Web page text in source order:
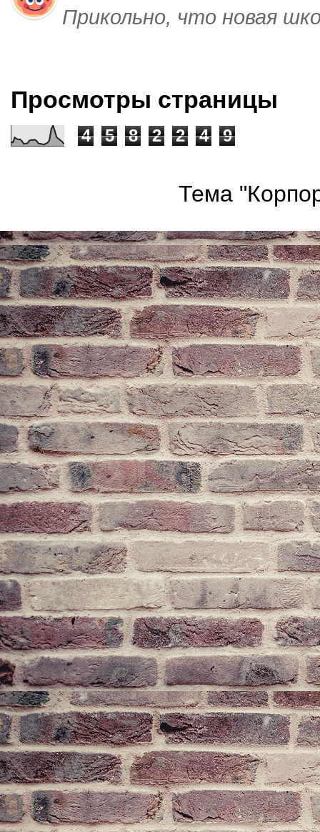
Прикольно, что новая
Просмотры страницы
4 5 8 2 2 4 9
Тема